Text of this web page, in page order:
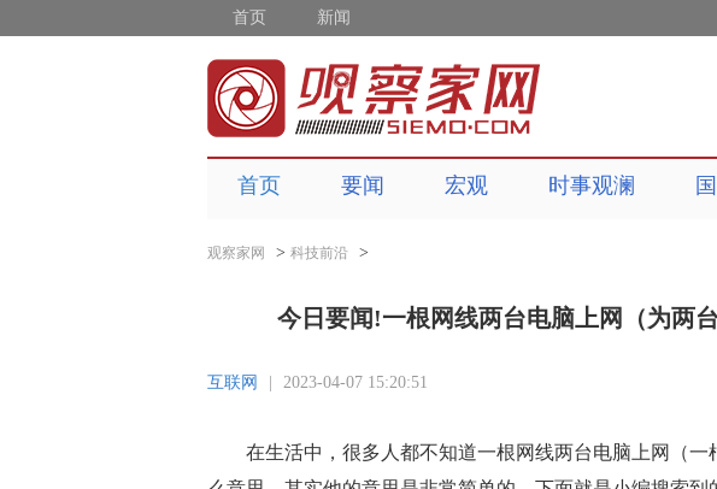
首页 新闻
首页 要闻 宏观 时事观澜
观察家网 > 科技前沿 >
今日要闻!一根网线两台电脑上网（为两
互联网 2023-04-07 15:20:51
在生活中，很多人都不知道一根网线两台电脑上网（